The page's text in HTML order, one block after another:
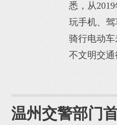
悉，从
玩手机、驾
骑行电动
不文明交通
温州交警部门